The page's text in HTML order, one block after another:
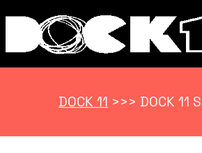
DOCK 11 >>> DOCK 11